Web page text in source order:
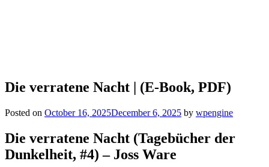
Die verratene Nacht | (E-Book, PDF)
Posted on October 16, 2025December 6, 2025 by wpengine
Die verratene Nacht (Tagebücher der
Dunkelheit, #4) – Joss Ware